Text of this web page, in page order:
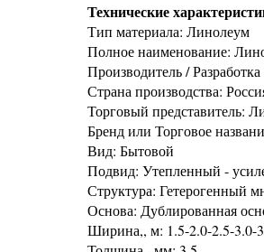
Технические
Тип материала: Линолеум
Полное наименование:
Производитель /
Страна производства:
Торговый представитель:
Бренд или Торговое
Вид: Бытовой
Подвид: Утепленный -
Структура: Гетерогенный
Основа: Дублированная
Ширина,, м: 1.5-2.0-2.5-3.0-